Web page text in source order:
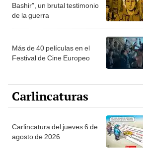
Bashir”, un brutal testimonio
de la guerra
Más de 40 películas en el
Festival de Cine Europeo
Carlincaturas
Carlincatura del jueves 6 de
agosto de 2026